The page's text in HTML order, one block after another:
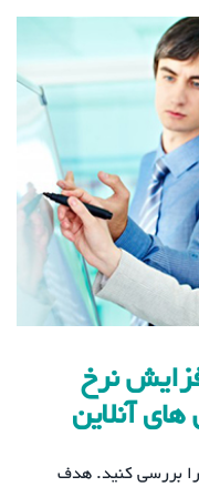
نرخ
آنلاین
را بررسی کنید. هدف